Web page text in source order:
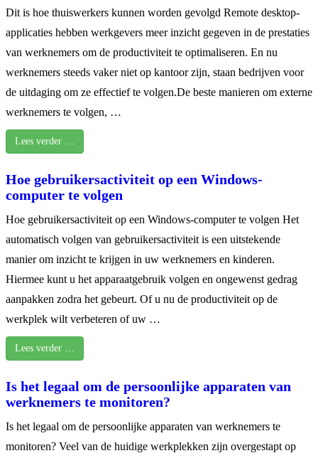
Dit is hoe thuiswerkers kunnen worden gevolgd Remote desktop-
applicaties hebben werkgevers meer inzicht gegeven in de prestaties
van werknemers om de productiviteit te optimaliseren. En nu
werknemers steeds vaker niet op kantoor zijn, staan bedrijven voor
de uitdaging om ze effectief te volgen.De beste manieren om externe
werknemers te volgen, …
Lees verder …
Hoe gebruikersactiviteit op een Windows-
computer te volgen
Hoe gebruikersactiviteit op een Windows-computer te volgen Het
automatisch volgen van gebruikersactiviteit is een uitstekende
manier om inzicht te krijgen in uw werknemers en kinderen.
Hiermee kunt u het apparaatgebruik volgen en ongewenst gedrag
aanpakken zodra het gebeurt. Of u nu de productiviteit op de
werkplek wilt verbeteren of uw …
Lees verder …
Is het legaal om de persoonlijke apparaten van
werknemers te monitoren?
Is het legaal om de persoonlijke apparaten van werknemers te
monitoren? Veel van de huidige werkplekken zijn overgestapt op